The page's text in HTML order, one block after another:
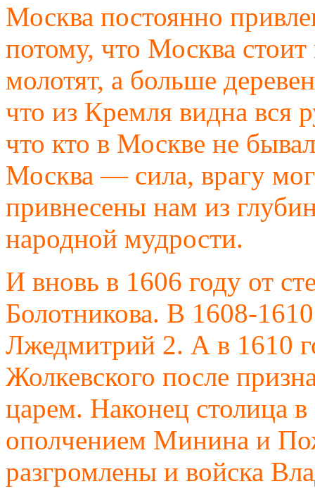
Москва постоянно
потому, что Москва
молотят, а больше
что из Кремля видна вся
что кто в Москве не
Москва — сила, врагу
привнесены нам из
народной мудрости.
И вновь в 1606 году от
Болотникова. В 1608-
Лжедмитрий 2. А в 1610
Жолкевского после
царем. Наконец столица
ополчением Минина и
разгромлены и войска